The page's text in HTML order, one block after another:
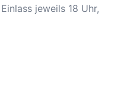
jeweils 18 Uhr,